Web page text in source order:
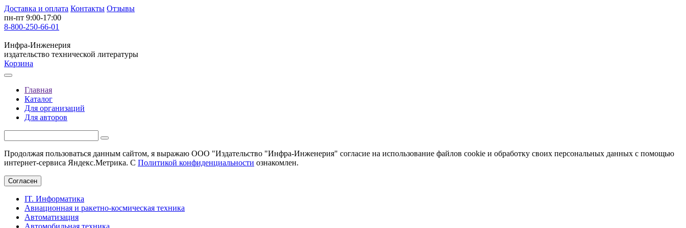
Доставка и оплата Контакты Отзывы
пн-пт 9:00-17:00
8-800-250-66-01
Инфра-Инженерия
издательство технической литературы
Корзина
Главная
Каталог
Для организаций
Для авторов
Продолжая пользоваться данным сайтом, я выражаю ООО "Издательство "Инфра-Инженерия" согласие на использование файлов cookie и обработку своих персональных данных с помощью
интернет-сервиса Яндекс.Метрика. С Политикой конфиденциальности ознакомлен.
Согласен
IT. Информатика
Авиационная и ракетно-космическая техника
Автоматизация
Автомобильная техника